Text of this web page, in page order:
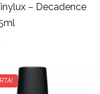
– Decadence